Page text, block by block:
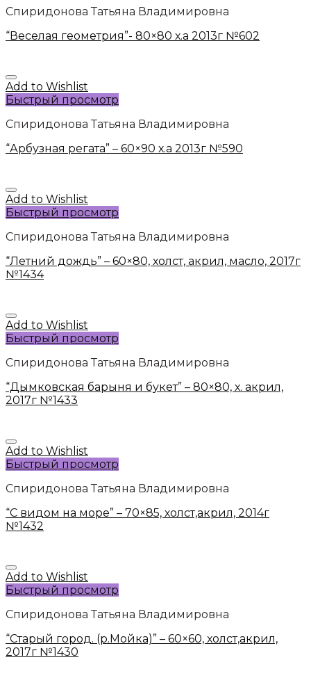
Спиридонова Татьяна Владимировна
“Веселая геометрия”- 80×80 х.а 2013г №602
Add to Wishlist
Быстрый просмотр
Спиридонова Татьяна Владимировна
“Арбузная регата” – 60×90 х.а 2013г №590
Add to Wishlist
Быстрый просмотр
Спиридонова Татьяна Владимировна
“Летний дождь” – 60×80, холст, акрил, масло, 2017г
№1434
Add to Wishlist
Быстрый просмотр
Спиридонова Татьяна Владимировна
“Дымковская барыня и букет” – 80×80, х. акрил,
2017г №1433
Add to Wishlist
Быстрый просмотр
Спиридонова Татьяна Владимировна
“С видом на море” – 70×85, холст,акрил, 2014г
№1432
Add to Wishlist
Быстрый просмотр
Спиридонова Татьяна Владимировна
“Старый город. (р.Мойка)” – 60×60, холст,акрил,
2017г №1430